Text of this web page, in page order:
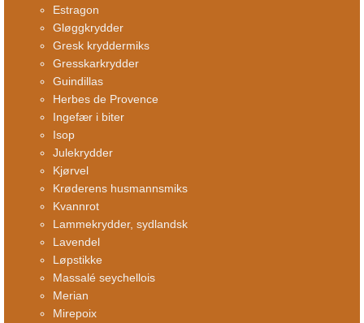
Estragon
Gløggkrydder
Gresk kryddermiks
Gresskarkrydder
Guindillas
Herbes de Provence
Ingefær i biter
Isop
Julekrydder
Kjørvel
Krøderens husmannsmiks
Kvannrot
Lammekrydder, sydlandsk
Lavendel
Løpstikke
Massalé seychellois
Merian
Mirepoix